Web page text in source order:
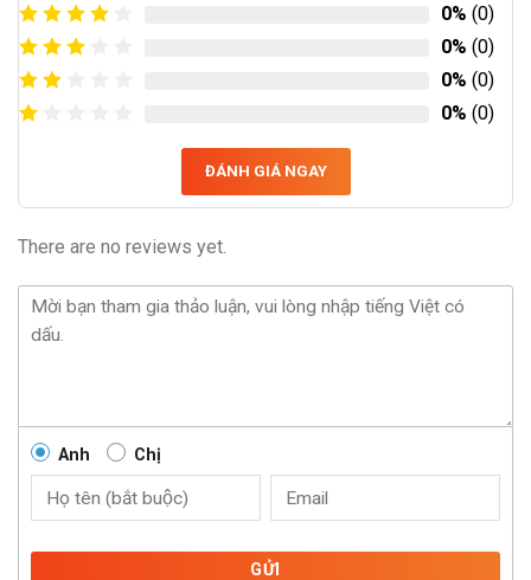
0% (0)
0% (0)
0% (0)
0% (0)
ĐÁNH GIÁ NGAY
There are no reviews yet.
Anh Chị
GỬI